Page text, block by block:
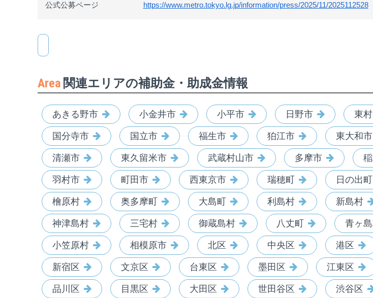
公式公募ページ https://www.metro.tokyo.lg.jp/information/press/2025/11/2025112528
Area 関連エリアの補助金・助成金情報
あきる野市 小金井市 小平市 日野市 東
国分寺市 国立市 福生市 狛江市 東大和市
清瀬市 東久留米市 武蔵村山市 多摩市
羽村市 町田市 西東京市 瑞穂町 日の出町
檜原村 奥多摩町 大島町 利島村 新島村
神津島村 三宅村 御蔵島村 八丈町 青ヶ
小笠原村 相模原市 北区 中央区 港区
新宿区 文京区 台東区 墨田区 江東区
品川区 目黒区 大田区 世田谷区 渋谷区